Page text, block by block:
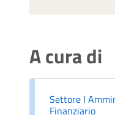
A cura di
Settore I
Finanziario